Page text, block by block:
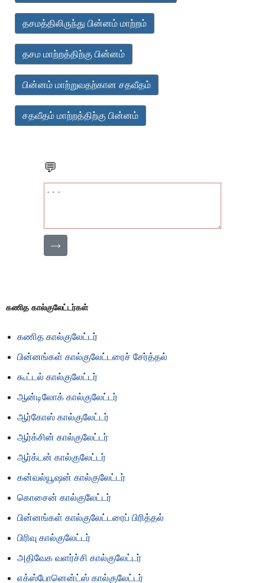
தசமத்திலிருந்து பின்னம் மாற்றம்
தசம மாற்றத்திற்கு பின்னம்
பின்னம் மாற்றுவதற்கான சதவீதம்
சதவீதம் மாற்றத்திற்கு பின்னம்
💬
⟶
கணித கால்குலேட்டர்கள்
கணித கால்குலேட்டர்
பின்னங்கள் கால்குலேட்டரைச் சேர்த்தல்
கூட்டல் கால்குலேட்டர்
ஆன்டிலோக் கால்குலேட்டர்
ஆர்கோஸ் கால்குலேட்டர்
ஆர்க்சின் கால்குலேட்டர்
ஆர்க்டன் கால்குலேட்டர்
கன்வல்யூஷன் கால்குலேட்டர்
கொசைன் கால்குலேட்டர்
பின்னங்கள் கால்குலேட்டரைப் பிரித்தல்
பிரிவு கால்குலேட்டர்
அதிவேக வளர்ச்சி கால்குலேட்டர்
எக்ஸ்போனென்ட்ஸ் கால்குலேட்டர்